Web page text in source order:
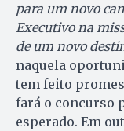
para um novo
Executivo na
de um novo
naquela
tem feito
fará o concurso
esperado. Em